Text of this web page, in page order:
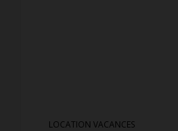
LOCATION VACANCES